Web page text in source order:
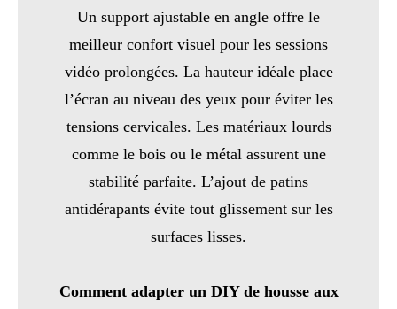
Un support ajustable en angle offre le
meilleur confort visuel pour les sessions
vidéo prolongées. La hauteur idéale place
l’écran au niveau des yeux pour éviter les
tensions cervicales. Les matériaux lourds
comme le bois ou le métal assurent une
stabilité parfaite. L’ajout de patins
antidérapants évite tout glissement sur les
surfaces lisses.
Comment adapter un DIY de housse aux